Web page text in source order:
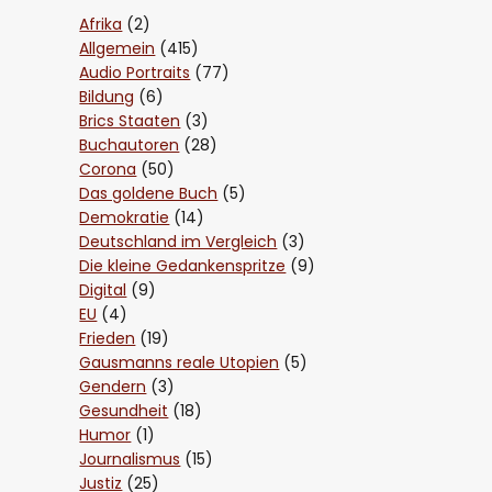
Afrika (2)
Allgemein (415)
Audio Portraits (77)
Bildung (6)
Brics Staaten (3)
Buchautoren (28)
Corona (50)
Das goldene Buch (5)
Demokratie (14)
Deutschland im Vergleich (3)
Die kleine Gedankenspritze (9)
Digital (9)
EU (4)
Frieden (19)
Gausmanns reale Utopien (5)
Gendern (3)
Gesundheit (18)
Humor (1)
Journalismus (15)
Justiz (25)